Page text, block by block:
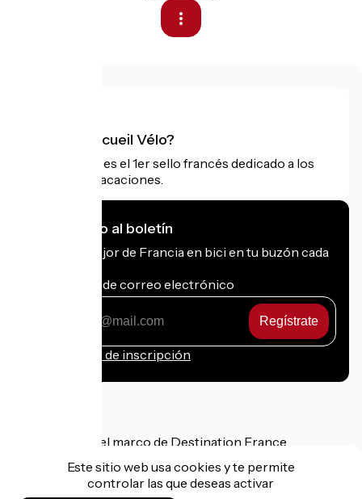
¿Qué es Accueil Vélo?
Accueil Vélo es el 1er sello francés dedicado a los
ciclistas de vacaciones.
Me suscribo al boletín
Recibe lo mejor de Francia en bici en tu buzón cada
Mi dirección de correo electrónico
electrónico
Condiciones de inscripción
Financiado en el marco de Destination France
Este sitio web usa cookies y te permite
controlar las que deseas activar